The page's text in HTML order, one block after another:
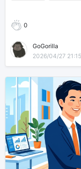
0
GoGorilla
2026/04/27 21:15